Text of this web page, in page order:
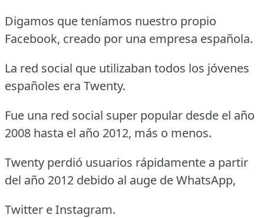
Digamos que teníamos nuestro propio
Facebook, creado por una empresa española.
La red social que utilizaban todos los jóvenes
españoles era Twenty.
Fue una red social super popular desde el año
2008 hasta el año 2012, más o menos.
Twenty perdió usuarios rápidamente a partir
del año 2012 debido al auge de WhatsApp,
Twitter e Instagram.